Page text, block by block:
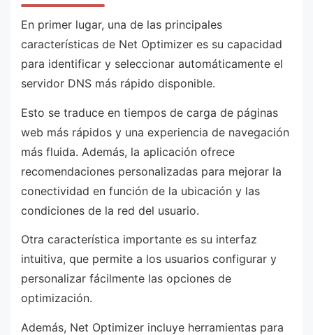
En primer lugar, una de las principales
características de Net Optimizer es su capacidad
para identificar y seleccionar automáticamente el
servidor DNS más rápido disponible.
Esto se traduce en tiempos de carga de páginas
web más rápidos y una experiencia de navegación
más fluida. Además, la aplicación ofrece
recomendaciones personalizadas para mejorar la
conectividad en función de la ubicación y las
condiciones de la red del usuario.
Otra característica importante es su interfaz
intuitiva, que permite a los usuarios configurar y
personalizar fácilmente las opciones de
optimización.
Además, Net Optimizer incluye herramientas para